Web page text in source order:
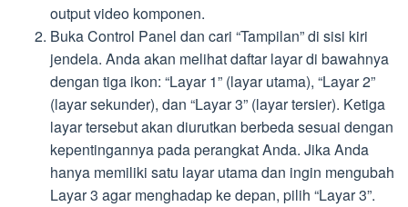
output video komponen.
Buka Control Panel dan cari “Tampilan” di sisi kiri
jendela. Anda akan melihat daftar layar di bawahnya
dengan tiga ikon: “Layar 1” (layar utama), “Layar 2”
(layar sekunder), dan “Layar 3” (layar tersier). Ketiga
layar tersebut akan diurutkan berbeda sesuai dengan
kepentingannya pada perangkat Anda. Jika Anda
hanya memiliki satu layar utama dan ingin mengubah
Layar 3 agar menghadap ke depan, pilih “Layar 3”.